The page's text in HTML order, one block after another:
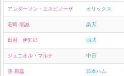
アンダーソン・エスピノーザ オリックス
荘司 康誠 楽天
田村 伊知郎 西武
ジュニオル・マルテ 中日
孫 易磊 日本ハム